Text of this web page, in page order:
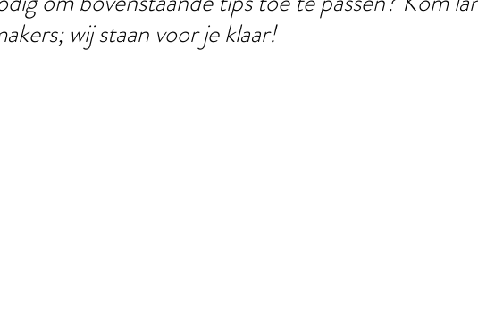
wij staan voor je klaar!